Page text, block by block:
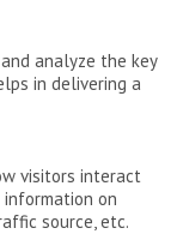
analyze the key
in delivering a
visitors interact
on
source, etc.